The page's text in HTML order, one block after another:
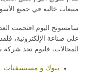
مبيعات خالية في جميع
سامسونج اليوم اقتحمت
على صناعة الإلكترونية،
المجالات، فليوم نجد شركة
بنوك و مستشفيات